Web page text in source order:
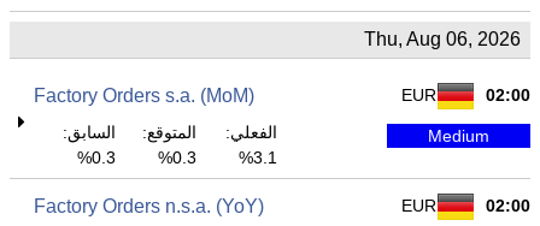
Thu, Aug 06, 2026
02:00
EUR
Factory Orders s.a. (MoM)
Medium
الفعلي:
3.1%
المتوقع:
0.3%
السابق:
0.3%
02:00
EUR
Factory Orders n.s.a. (YoY)